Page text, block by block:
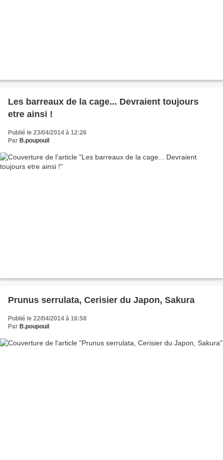
Les barreaux de la cage... Devraient toujours
etre ainsi !
Publié le 23/04/2014 à 12:26
Par B.poupouil
Prunus serrulata, Cerisier du Japon, Sakura
Publié le 22/04/2014 à 16:58
Par B.poupouil